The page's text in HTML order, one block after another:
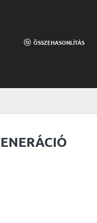
ÖSSZEHASONLÍTÁS